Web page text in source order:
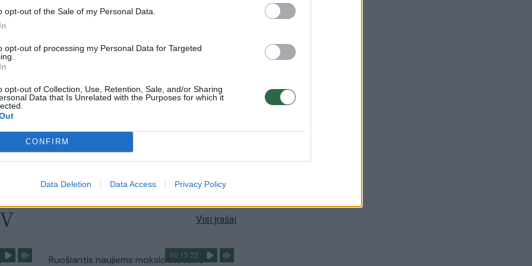
opt-out of the Sale of my Personal Data.
opt-out of processing my Personal Data for Targeted
opt-out of Collection, Use, Retention, Sale, and/or Sharing
Data that Is Unrelated with the Purposes for which it
CONFIRM
Data Deletion Data Access Privacy Policy
00:23:57
Vaidas Baumila apie meilės paieškas ir
Laidos | Pokalbiai prie jūros. Atostogų ritmu
Vilniaus savivaldybė atsisako rusų kalbos
paslaugų: pokyčiai laukia ir mokyklose
Žinios | Lietuvos diena
Visi įrašai
00:15:25
Ruošiantis naujiems mokslo metams –